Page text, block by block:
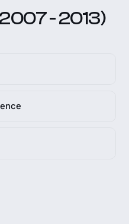
- 2013)